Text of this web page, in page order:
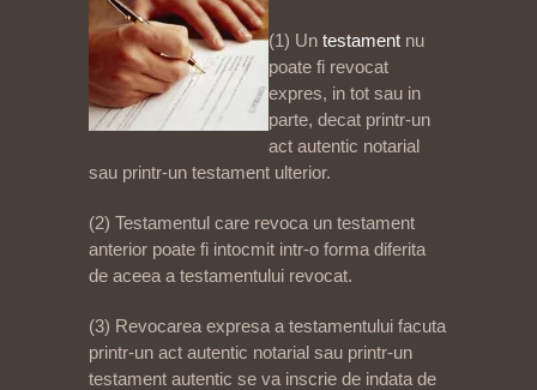
(1) Un testament nu
poate fi revocat
expres, in tot sau in
parte, decat printr-un
act autentic notarial
sau printr-un testament ulterior.
(2) Testamentul care revoca un testament
anterior poate fi intocmit intr-o forma diferita
de aceea a testamentului revocat.
(3) Revocarea expresa a testamentului facuta
printr-un act autentic notarial sau printr-un
testament autentic se va inscrie de indata de